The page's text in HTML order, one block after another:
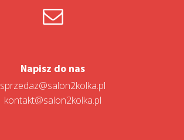
Napisz do nas
sprzedaz@salon2kolka.pl
kontakt@salon2kolka.pl